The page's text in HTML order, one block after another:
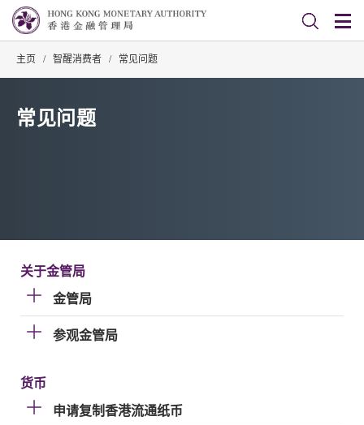
主页 / 智醒消费者 / 常见问题
常见问题
关于金管局
金管局
参观金管局
货币
申请复制香港流通纸币